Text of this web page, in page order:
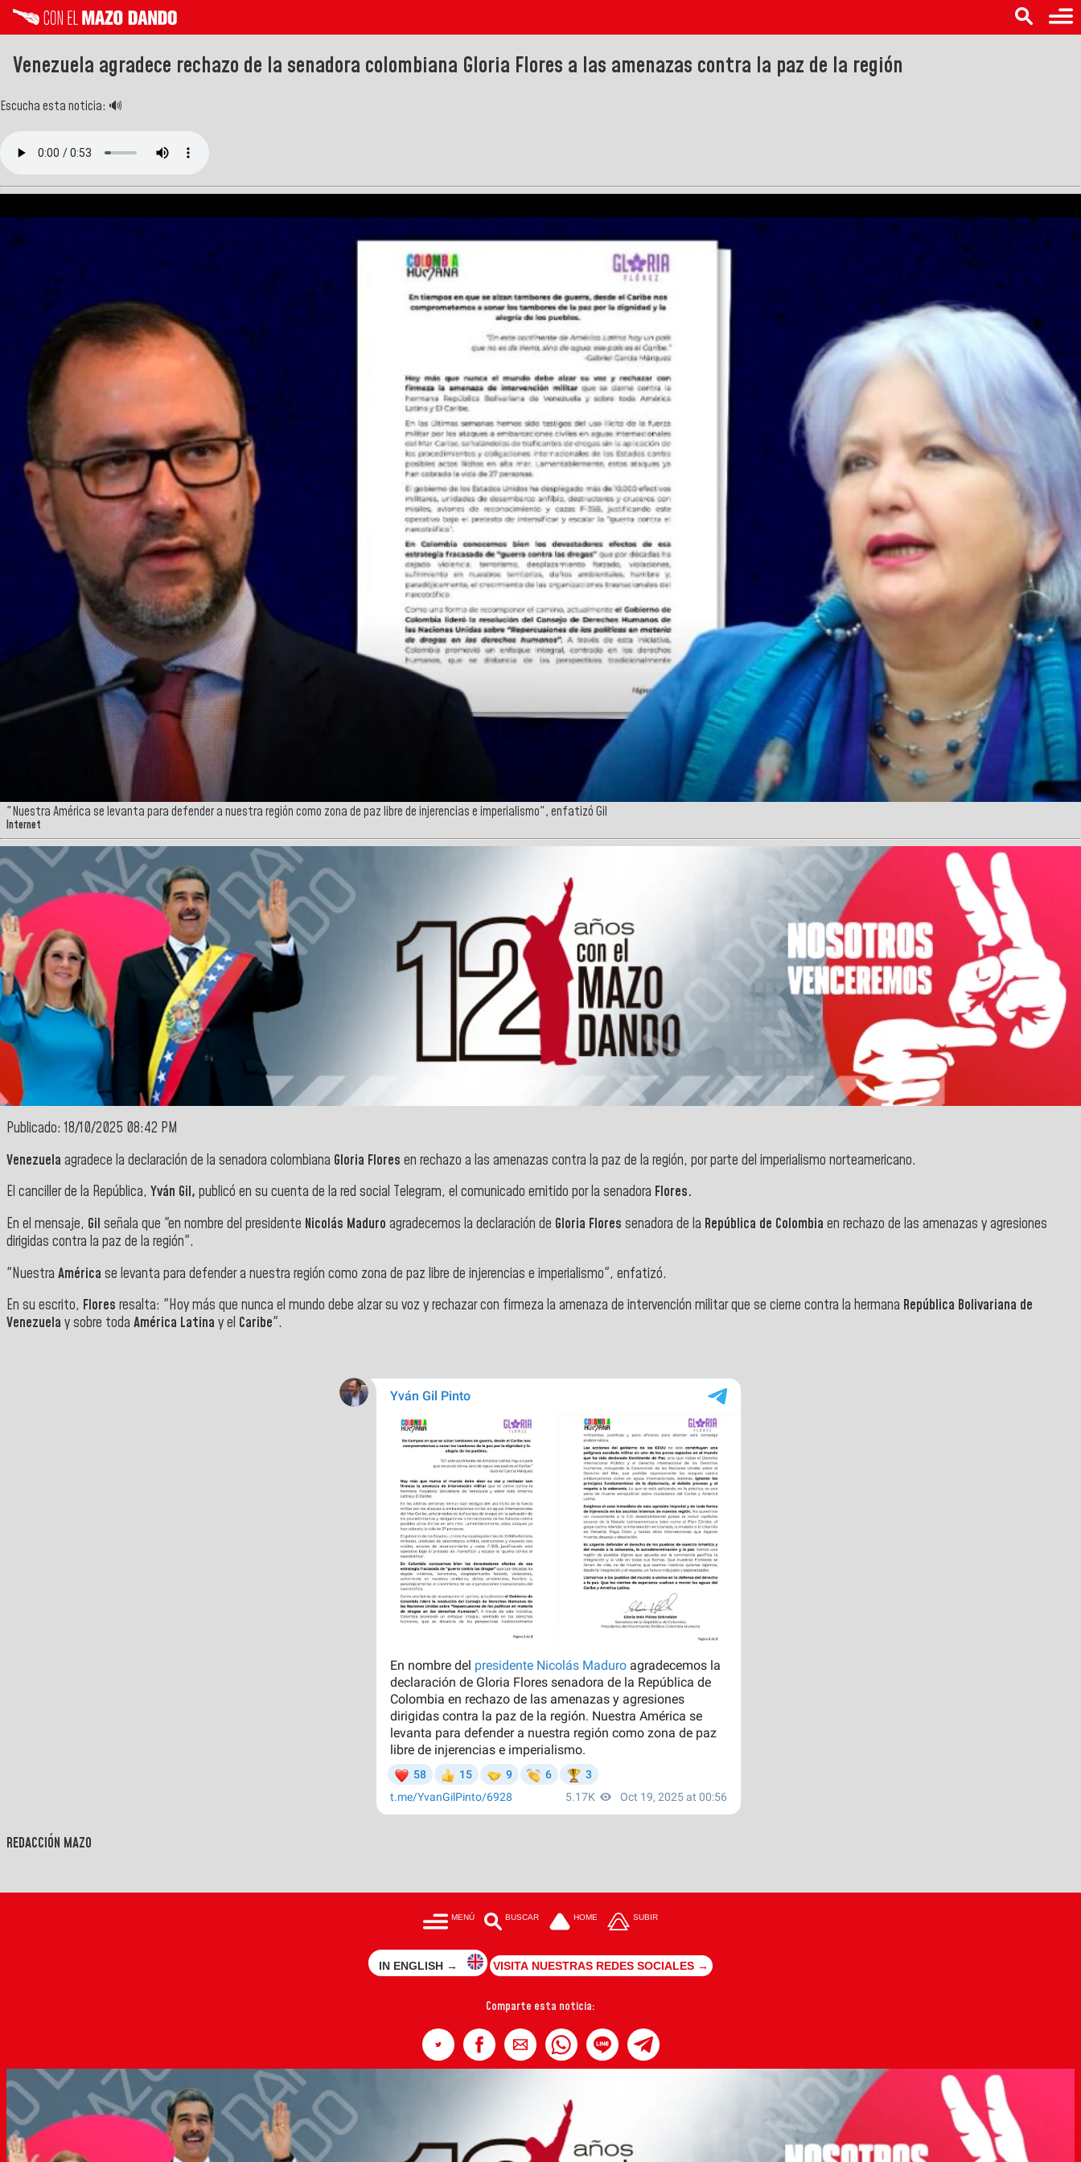
Venezuela agradece rechazo de la senadora colombiana Gloria Flores a las amenazas contra la paz de la región
Escucha esta noticia: 🔊
"Nuestra América se levanta para defender a nuestra región como zona de paz libre de injerencias e imperialismo", enfatizó Gil
Internet
Publicado: 18/10/2025 08:42 PM
Venezuela agradece la declaración de la senadora colombiana Gloria Flores en rechazo a las amenazas contra la paz de la región, por parte del imperialismo norteamericano.
El canciller de la República, Yván Gil, publicó en su cuenta de la red social Telegram, el comunicado emitido por la senadora Flores.
En el mensaje, Gil señala que "en nombre del presidente Nicolás Maduro agradecemos la declaración de Gloria Flores senadora de la República de Colombia en rechazo de las amenazas y agresiones
dirigidas contra la paz de la región".
"Nuestra América se levanta para defender a nuestra región como zona de paz libre de injerencias e imperialismo", enfatizó.
En su escrito, Flores resalta: "Hoy más que nunca el mundo debe alzar su voz y rechazar con firmeza la amenaza de intervención militar que se cierne contra la hermana República Bolivariana de
Venezuela y sobre toda América Latina y el Caribe".
REDACCIÓN MAZO
MENÚ BUSCAR HOME SUBIR
IN ENGLISH → VISITA NUESTRAS REDES SOCIALES →
Comparte esta noticia: